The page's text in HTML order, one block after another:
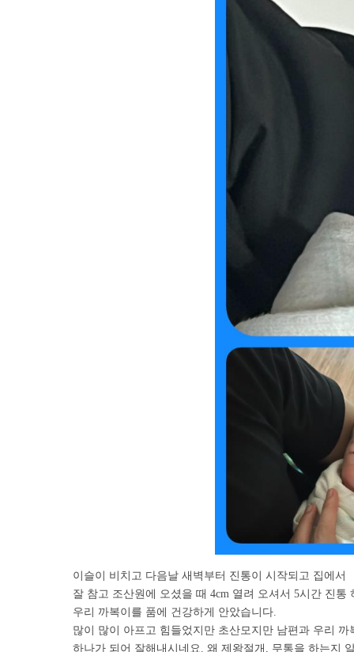
이슬이 비치고 다음날 새벽부터 진통이 시작되고 집에서
잘 참고 조산원에 오셨을 때 4cm 열려 오셔서 5시간 진통
우리 까복이를 품에 건강하게 안았습니다.
많이 많이 아프고 힘들었지만 초산모지만 남편과 우리 까
하나가 되어 잘해내시네요. 왜 제왕절개, 무통을 하는지